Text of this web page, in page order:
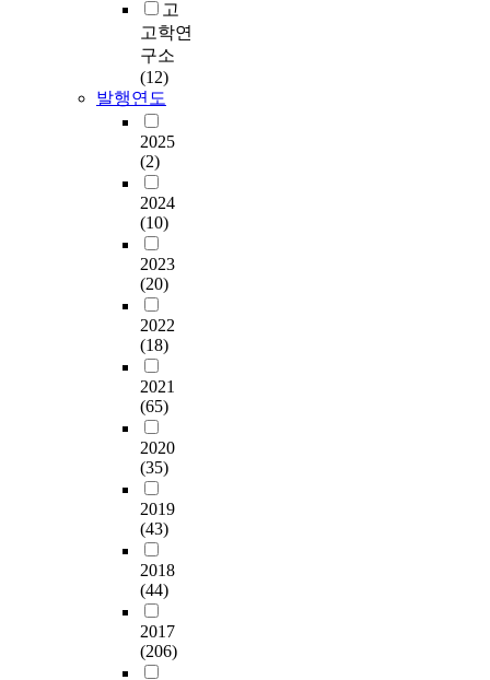
고
고학연
구소
(12)
발행연도
2025
(2)
2024
(10)
2023
(20)
2022
(18)
2021
(65)
2020
(35)
2019
(43)
2018
(44)
2017
(206)